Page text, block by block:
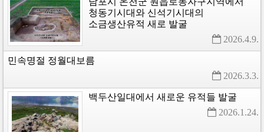
청동기시대와 신석기시대의
소금생산유적 새로 발굴
2026.4.9.
민속명절 정월대보름
2026.3.3.
백두산일대에서 새로운 유적들 발굴
2026.1.24.